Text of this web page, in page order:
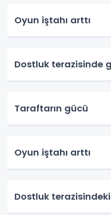
Oyun iştahı arttı
Dostluk terazisinde
Taraftarın gücü
Oyun iştahı arttı
Dostluk